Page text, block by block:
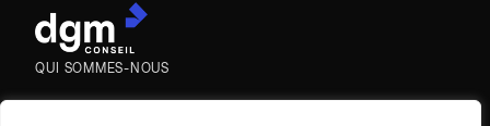
QUI SOMMES-NOUS